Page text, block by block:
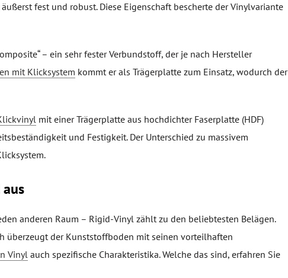
fest und robust. Diese Eigenschaft bescherte der Vinylvariante
– ein sehr fester Verbundstoff, der je nach Hersteller
mit Klicksystem kommt er als Trägerplatte zum Einsatz, wodurch der
mit einer Trägerplatte aus hochdichter Faserplatte (HDF)
und Festigkeit. Der Unterschied zu massivem
anderen Raum – Rigid-Vinyl zählt zu den beliebtesten Belägen.
überzeugt der Kunststoffboden mit seinen vorteilhaften
Vinyl auch spezifische Charakteristika. Welche das sind, erfahren Sie